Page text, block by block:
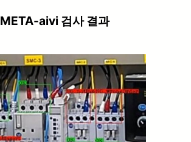
META-aivi 검사 결과